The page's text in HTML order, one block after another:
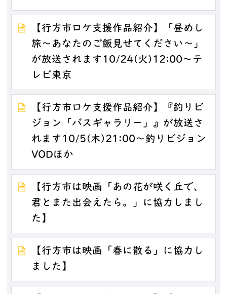
【行方市ロケ支援作品紹介】「昼めし
旅～あなたのご飯見せてください～」
が放送されます10/24(火)12:00～テ
レビ東京
【行方市ロケ支援作品紹介】『釣りビ
ジョン「バスギャラリー」』が放送さ
れます10/5(木)21:00～釣りビジョン
VODほか
【行方市は映画「あの花が咲く丘で、
君とまた出会えたら。」に協力しまし
た】
【行方市は映画「春に散る」に協力し
ました】